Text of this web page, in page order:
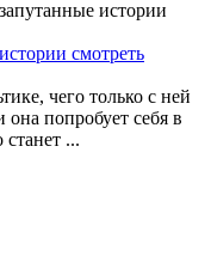
смотреть
чего только с ней
попробует себя в
...